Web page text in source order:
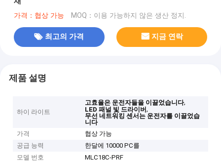
가격：협상 가능 MOQ：이용 가능하지 않은 생산 정지.
최고의 가격 지금 연락
제품 설명
하이 라이트
고효율은 운전자들을 이끌었습니다,
LED 패널 빛 드라이버,
무선 네트워킹 센서는 운전자를 이끌었습
니다
가격
협상 가능
공급 능력
한달에 10000 PC를
모델 번호
MLC18C-PRF